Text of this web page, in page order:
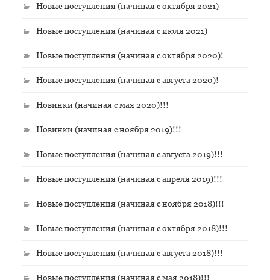
Новые поступления (начиная с октября 2021)
Новые поступления (начиная с июля 2021)
Новые поступления (начиная с октября 2020)!
Новые поступления (начиная с августа 2020)!
Новинки (начиная с мая 2020)!!!
Новинки (начиная с ноября 2019)!!!
Новые поступления (начиная с августа 2019)!!!
Новые поступления (начиная с апреля 2019)!!!
Новые поступления (начиная с ноября 2018)!!!
Новые поступления (начиная с октября 2018)!!!
Новые поступления (начиная с августа 2018)!!!
Новые поступления (начиная с мая 2018)!!!